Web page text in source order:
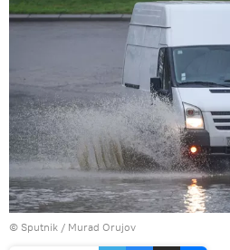
© Sputnik / Murad Orujov